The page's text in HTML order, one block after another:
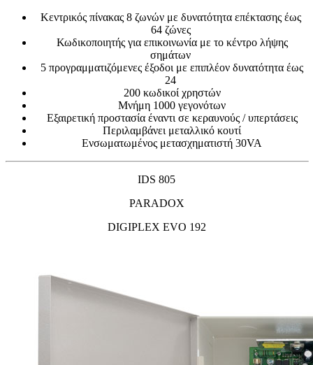
Κεντρικός πίνακας 8 ζωνών με δυνατότητα επέκτασης έως
64 ζώνες
Κωδικοποιητής για επικοινωνία με το κέντρο λήψης
σημάτων
5 προγραμματιζόμενες έξοδοι με επιπλέον δυνατότητα έως
24
200 κωδικοί χρηστών
Μνήμη 1000 γεγονότων
Εξαιρετική προστασία έναντι σε κεραυνούς / υπερτάσεις
Περιλαμβάνει μεταλλικό κουτί
Ενσωματωμένος μετασχηματιστή 30VA
ΙDS 805
PARADOX
DIGIPLEX EVO 192